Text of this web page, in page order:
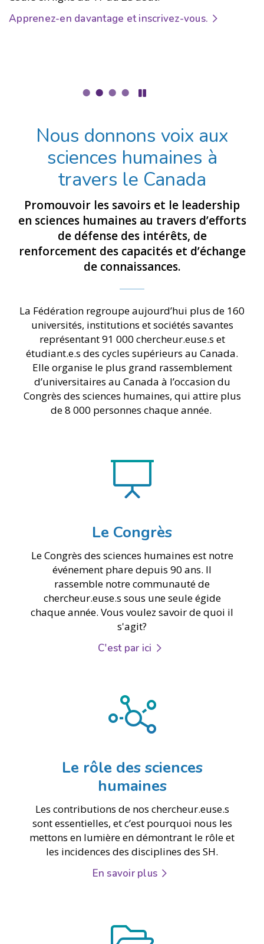
Le soccer est souvent décrit comme le sport
Apprenez-en davantage et inscrivez-vous.
et les auteur.rice.s.
Découvrez l'annonce.
Nous donnons voix aux
sciences humaines à
travers le Canada
Promouvoir les savoirs et le leadership
en sciences humaines au travers d’efforts
de défense des intérêts, de
renforcement des capacités et d’échange
de connaissances.
La Fédération regroupe aujourd’hui plus de 160
universités, institutions et sociétés savantes
représentant 91 000 chercheur.euse.s et
étudiant.e.s des cycles supérieurs au Canada.
Elle organise le plus grand rassemblement
d’universitaires au Canada à l’occasion du
Congrès des sciences humaines, qui attire plus
de 8 000 personnes chaque année.
Le Congrès
Le Congrès des sciences humaines est notre
événement phare depuis 90 ans. Il
rassemble notre communauté de
chercheur.euse.s sous une seule égide
chaque année. Vous voulez savoir de quoi il
s'agit?
C'est par ici
Le rôle des sciences
humaines
Les contributions de nos chercheur.euse.s
sont essentielles, et c’est pourquoi nous les
mettons en lumière en démontrant le rôle et
les incidences des disciplines des SH.
En savoir plus